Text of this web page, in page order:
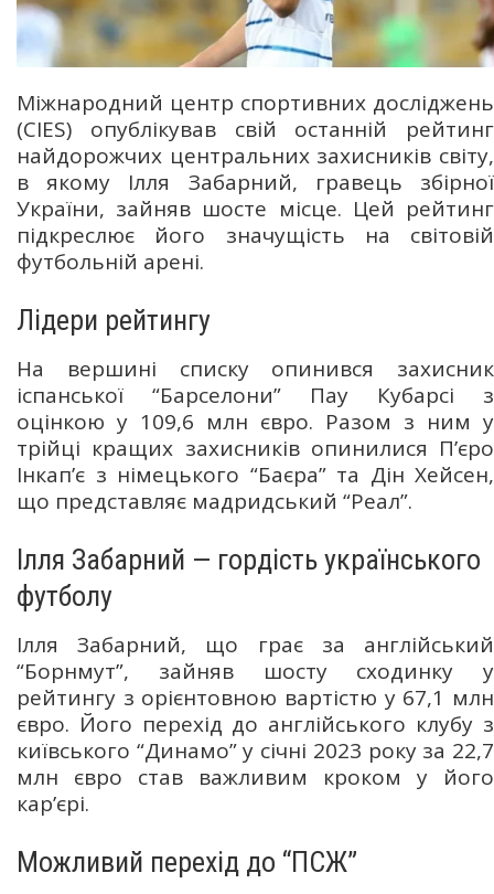
Міжнародний центр спортивних досліджень
(CIES) опублікував свій останній рейтинг
найдорожчих центральних захисників світу,
в якому Ілля Забарний, гравець збірної
України, зайняв шосте місце. Цей рейтинг
підкреслює його значущість на світовій
футбольній арені.
Лідери рейтингу
На вершині списку опинився захисник
іспанської “Барселони” Пау Кубарсі з
оцінкою у 109,6 млн євро. Разом з ним у
трійці кращих захисників опинилися П’єро
Інкап’є з німецького “Баєра” та Дін Хейсен,
що представляє мадридський “Реал”.
Ілля Забарний — гордість українського
футболу
Ілля Забарний, що грає за англійський
“Борнмут”, зайняв шосту сходинку у
рейтингу з орієнтовною вартістю у 67,1 млн
євро. Його перехід до англійського клубу з
київського “Динамо” у січні 2023 року за 22,7
млн євро став важливим кроком у його
кар’єрі.
Можливий перехід до “ПСЖ”